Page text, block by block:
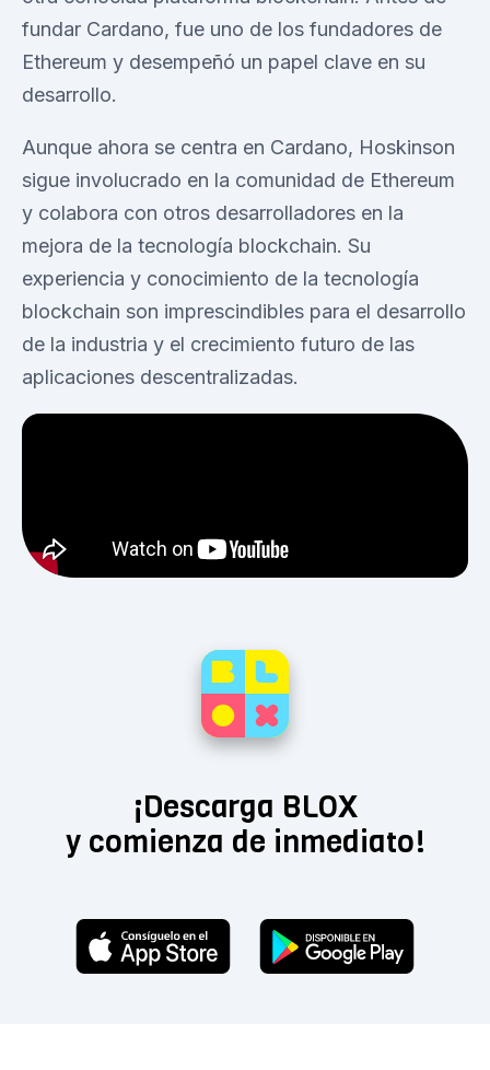
fundar Cardano, fue uno de los fundadores de
Ethereum y desempeñó un papel clave en su
desarrollo.
Aunque ahora se centra en Cardano, Hoskinson
sigue involucrado en la comunidad de Ethereum
y colabora con otros desarrolladores en la
mejora de la tecnología blockchain. Su
experiencia y conocimiento de la tecnología
blockchain son imprescindibles para el desarrollo
de la industria y el crecimiento futuro de las
aplicaciones descentralizadas.
¡Descarga BLOX
y comienza de inmediato!